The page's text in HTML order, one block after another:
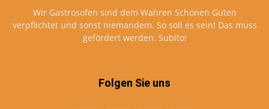
Wir Gastrosofen sind dem Wahren Schönen Guten
verpflichtet und sonst niemandem. So soll es sein! Das muss
gefördert werden. Subito!
Folgen Sie uns